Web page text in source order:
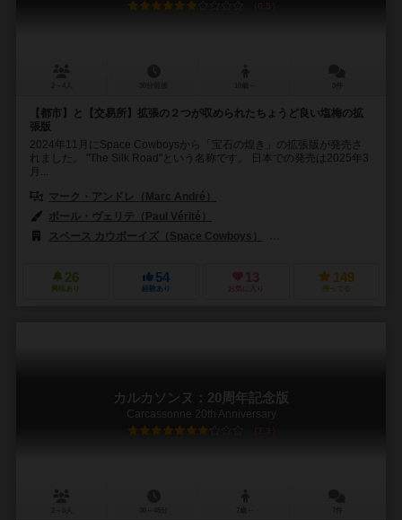
6.5
【都市】と【交易所】拡張の２つが収められたちょうど良い塩梅の拡
張版
2024年11月にSpace Cowboysから「宝石の煌き」の拡張版が発売さ
れました。 "The Silk Road"という名称です。 日本での発売は2025年3
月...
マーク・アンドレ（Marc André）
ポール・ヴェリテ（Paul Vérité）
スペース カウボーイズ（Space Cowboys）
26
興味あり
54
経験あり
13
お気に入り
149
持ってる
カルカソンヌ：20周年記念版
Carcassonne 20th Anniversary
7.3